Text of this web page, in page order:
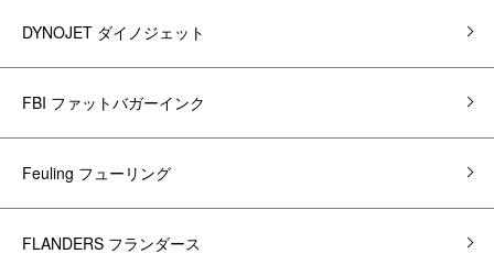
DYNOJET ダイノジェット
FBI ファットバガーインク
Feuling フューリング
FLANDERS フランダース